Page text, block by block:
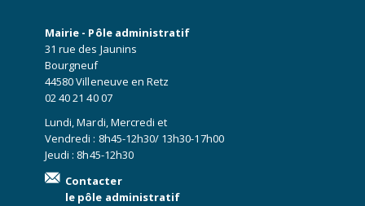
Mairie - Pôle administratif
31 rue des Jaunins
Bourgneuf
44580 Villeneuve en Retz
02 40 21 40 07
Lundi, Mardi, Mercredi et
Vendredi : 8h45-12h30/ 13h30-17h00
Jeudi : 8h45-12h30
Contacter
le pôle administratif